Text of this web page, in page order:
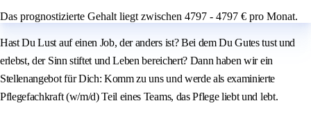
Das prognostizierte Gehalt liegt zwischen 4797 - 4797 € pro Monat.
Hast Du Lust auf einen Job, der anders ist? Bei dem Du Gutes tust und
erlebst, der Sinn stiftet und Leben bereichert? Dann haben wir ein
Stellenangebot für Dich: Komm zu uns und werde als examinierte
Pflegefachkraft (w/m/d) Teil eines Teams, das Pflege liebt und lebt.